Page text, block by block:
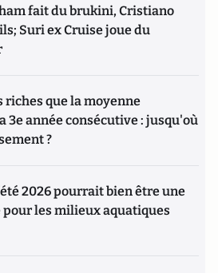
fait du brukini, Cristiano
Suri ex Cruise joue du
riches que la moyenne
3e année consécutive : jusqu'où
?
2026 pourrait bien être une
les milieux aquatiques